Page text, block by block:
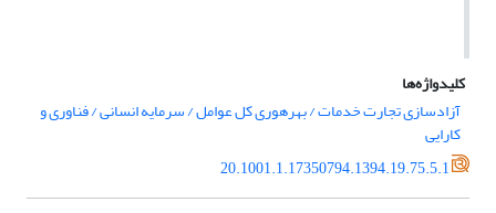
کلیدواژه‌ها
آزادسازی تجارت خدمات / بهرهوری کل عوامل / سرمایه انسانی / فناوری و
کارایی
20.1001.1.17350794.1394.19.75.5.1